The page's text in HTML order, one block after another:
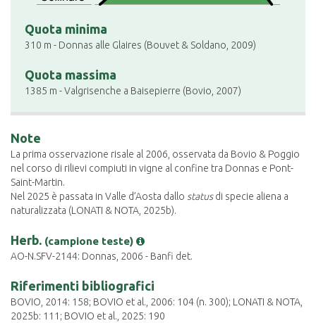
Quota minima
310 m - Donnas alle Glaires (Bouvet & Soldano, 2009)
Quota massima
1385 m - Valgrisenche a Baisepierre (Bovio, 2007)
Note
La prima osservazione risale al 2006, osservata da Bovio & Poggio
nel corso di rilievi compiuti in vigne al confine tra Donnas e Pont-
Saint-Martin.
Nel 2025 è passata in Valle d’Aosta dallo statusdi specie aliena a
naturalizzata (LONATI & NOTA, 2025b).
Herb. (campione teste)
AO-N.SFV-2144: Donnas, 2006 - Banfi det.
Riferimenti bibliografici
BOVIO, 2014: 158; BOVIO et al., 2006: 104 (n. 300); LONATI & NOTA,
2025b: 111; BOVIO et al., 2025: 190